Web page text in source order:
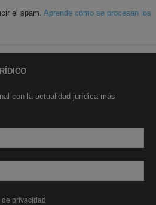
el spam. Aprende cómo se procesan los
con la actualidad jurídica más
privacidad